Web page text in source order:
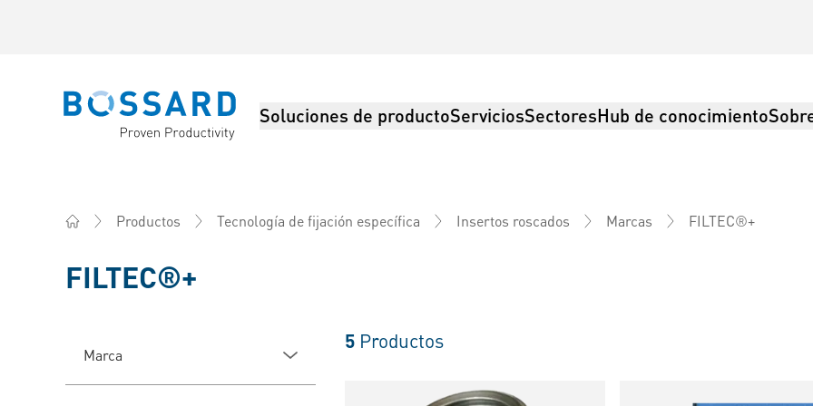
Bossard homepage Soluciones de productoServiciosSectoresHub de conocimiento
Productos Tecnología de fijación específica Insertos roscados Marcas FILTEC®+
FILTEC®+
Marca
5 Productos